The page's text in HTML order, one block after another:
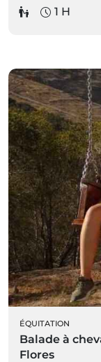
1 H
ÉQUITATION
Balade à
Flores